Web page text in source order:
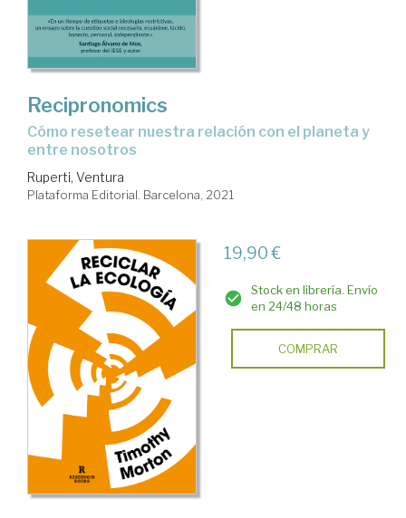
Recipronomics
cómo resetear nuestra relación con el planeta y
entre nosotros
Ruperti, Ventura
Plataforma Editorial. Barcelona, 2021
19,90 €
Stock en librería. Envío
en 24/48 horas
COMPRAR